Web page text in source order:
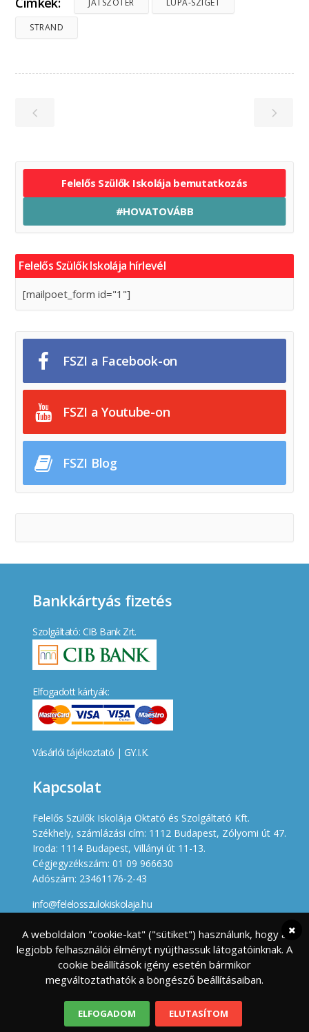
JÁTSZÓTÉR LUPA-SZIGET
STRAND
Felelős Szülők Iskolája bemutatkozás
#HOVATOVÁBB
Felelős Szülők Iskolája hírlevél
[mailpoet_form id="1"]
FSZI a Facebook-on
FSZI a Youtube-on
FSZI Blog
Bankkártyás fizetés
Szolgáltató: CIB Bank Zrt.
Elfogadott kártyák:
Vásárlói tájékoztató | GY.I.K.
Kapcsolat
Felelős Szülők Iskolája Oktató és Szolgáltató Kft.
Székhely, számlázási cím: 1112 Budapest, Zólyomi út 47.
Iroda: 1114 Budapest, Villányi út 11-13.
Cégjegyzékszám: 01 09 966630
Adószám: 23461176-2-43
info@felelosszulokiskolaja.hu
A weboldalon "cookie-kat" ("sütiket") használunk, hogy a
legjobb felhasználói élményt nyújthassuk látogatóinknak. A
cookie beállítások igény esetén bármikor
megváltoztathatók a böngésző beállításaiban.
ELFOGADOM ELUTASÍTOM